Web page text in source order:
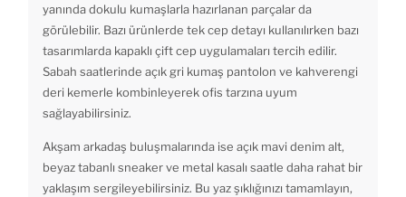
yanında dokulu kumaşlarla hazırlanan parçalar da
görülebilir. Bazı ürünlerde tek cep detayı kullanılırken bazı
tasarımlarda kapaklı çift cep uygulamaları tercih edilir.
Sabah saatlerinde açık gri kumaş pantolon ve kahverengi
deri kemerle kombinleyerek ofis tarzına uyum
sağlayabilirsiniz.
Akşam arkadaş buluşmalarında ise açık mavi denim alt,
beyaz tabanlı sneaker ve metal kasalı saatle daha rahat bir
yaklaşım sergileyebilirsiniz. Bu yaz şıklığınızı tamamlayın,